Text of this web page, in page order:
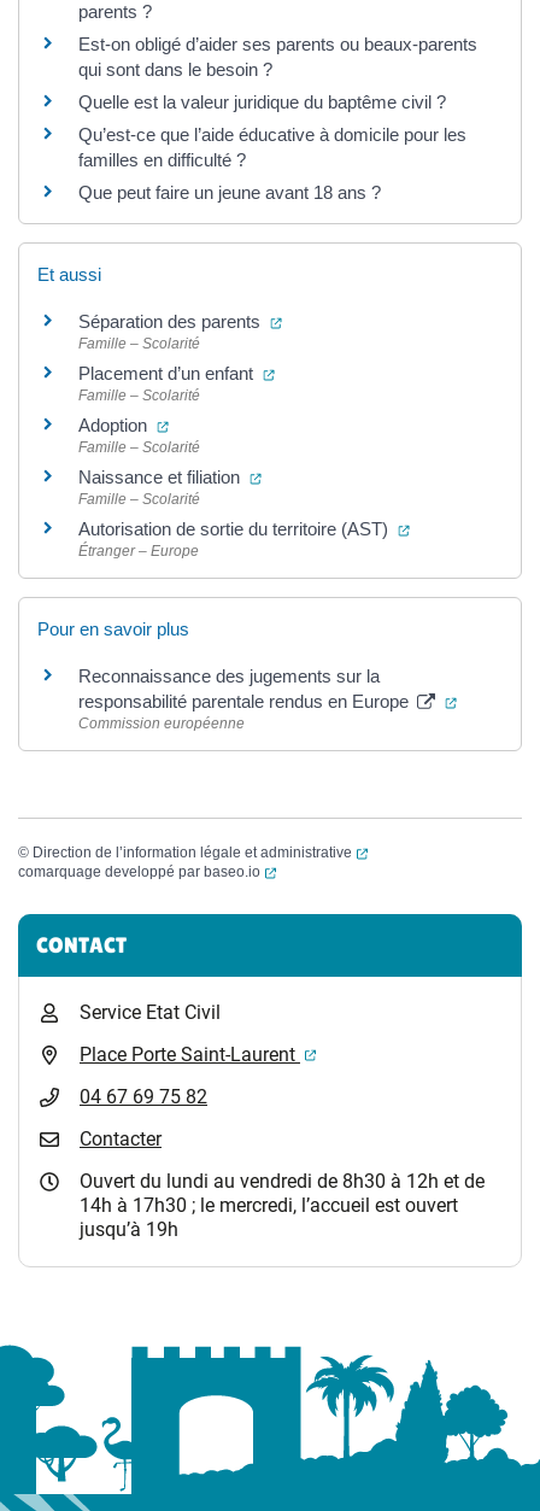
parents ?
Est-on obligé d’aider ses parents ou beaux-parents
qui sont dans le besoin ?
Quelle est la valeur juridique du baptême civil ?
Qu’est-ce que l’aide éducative à domicile pour les
familles en difficulté ?
Que peut faire un jeune avant 18 ans ?
Et aussi
Séparation des parents (ouverture dans un nouvel
Famille – Scolarité
Placement d’un enfant (ouverture dans un nouvel onglet)
Famille – Scolarité
Adoption (ouverture dans un nouvel onglet)
Famille – Scolarité
Naissance et filiation (ouverture dans un nouvel onglet)
Famille – Scolarité
Autorisation de sortie du territoire (AST) (ouverture dans
Étranger – Europe
Pour en savoir plus
Reconnaissance des jugements sur la
responsabilité parentale rendus en Europe
Commission européenne
© Direction de l’information légale et administrative
(ouverture dans un
comarquage developpé par baseo.io (ouverture dans un nouvel onglet)
Informations complémentaires
CONTACT
Service Etat Civil
Place Porte Saint-Laurent
(ouverture dans un
04 67 69 75 82
Contacter
Ouvert du lundi au vendredi de 8h30 à 12h et de
14h à 17h30 ; le mercredi, l’accueil est ouvert
jusqu’à 19h